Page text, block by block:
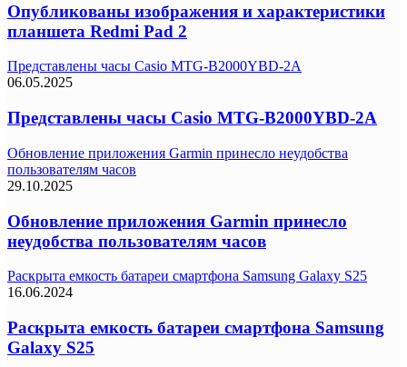
Опубликованы изображения и характеристики
планшета Redmi Pad 2
Представлены часы Casio MTG-B2000YBD-2A
06.05.2025
Представлены часы Casio MTG-B2000YBD-2A
Обновление приложения Garmin принесло неудобства
пользователям часов
29.10.2025
Обновление приложения Garmin принесло
неудобства пользователям часов
Раскрыта емкость батареи смартфона Samsung Galaxy S25
16.06.2024
Раскрыта емкость батареи смартфона Samsung
Galaxy S25